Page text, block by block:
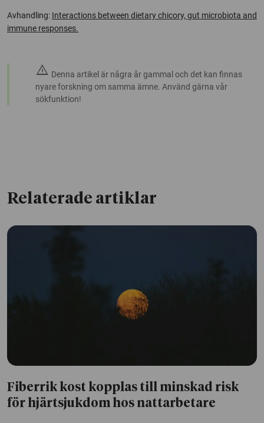
Avhandling: Interactions between dietary chicory, gut microbiota and
immune responses.
warning Denna artikel är några år gammal och det kan finnas
nyare forskning om samma ämne. Använd gärna vår
sökfunktion!
Relaterade artiklar
Fiberrik kost kopplas till minskad risk
för hjärtsjukdom hos nattarbetare